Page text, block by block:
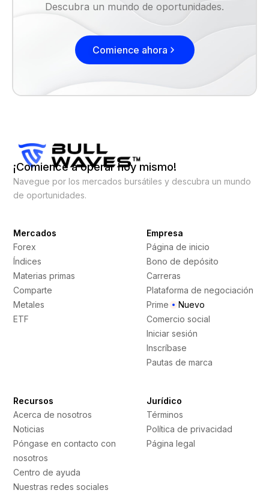
Descubra un mundo de oportunidades.
Comience ahora
¡Comience a operar hoy mismo!
Navegue por los mercados bursátiles y descubra un mundo
de oportunidades.
Mercados
Forex
Índices
Materias primas
Comparte
Metales
ETF
Empresa
Página de inicio
Bono de depósito
Carreras
Plataforma de negociación
Prime
Nuevo
Comercio social
Iniciar sesión
Inscríbase
Pautas de marca
Recursos
Acerca de nosotros
Noticias
Póngase en contacto con
nosotros
Centro de ayuda
Nuestras redes sociales
Jurídico
Términos
Política de privacidad
Página legal